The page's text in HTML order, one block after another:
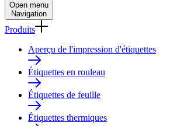
Open menu
Navigation
Produits
Aperçu de l'impression d'étiquettes
Étiquettes en rouleau
Étiquettes de feuille
Étiquettes thermiques